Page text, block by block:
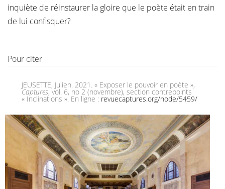
inquiète de réinstaurer la gloire que le poète était en train
de lui confisquer?
Pour citer
JEUSETTE, Julien. 2021. « Exposer le pouvoir en poète »,
Captures, vol. 6, no 2 (novembre), section contrepoints
« Inclinations ». En ligne : revuecaptures.org/node/5459/